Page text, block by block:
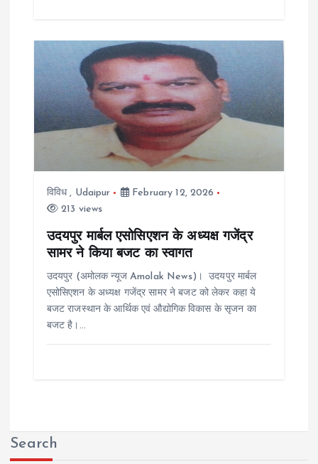
विविध, Udaipur
February 12, 2026
213 views
उदयपुर मार्बल एसोसिएशन के अध्यक्ष गजेंद्र
सामर ने किया बजट का स्वागत
उदयपुर (अमोलक न्यूज Amolak News)। उदयपुर मार्बल
एसोसिएशन के अध्यक्ष गजेंद्र सामर ने बजट को लेकर कहा ये
बजट राजस्थान के आर्थिक एवं औद्योगिक विकास के सृजन का
बजट है।…
Search